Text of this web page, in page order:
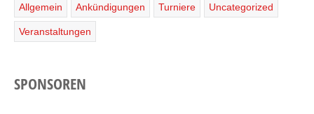
Allgemein Ankündigungen Turniere Uncategorized
Veranstaltungen
SPONSOREN